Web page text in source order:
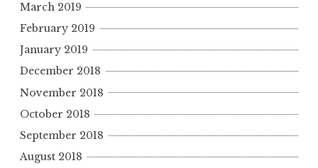
March 2019
February 2019
January 2019
December 2018
November 2018
October 2018
September 2018
August 2018